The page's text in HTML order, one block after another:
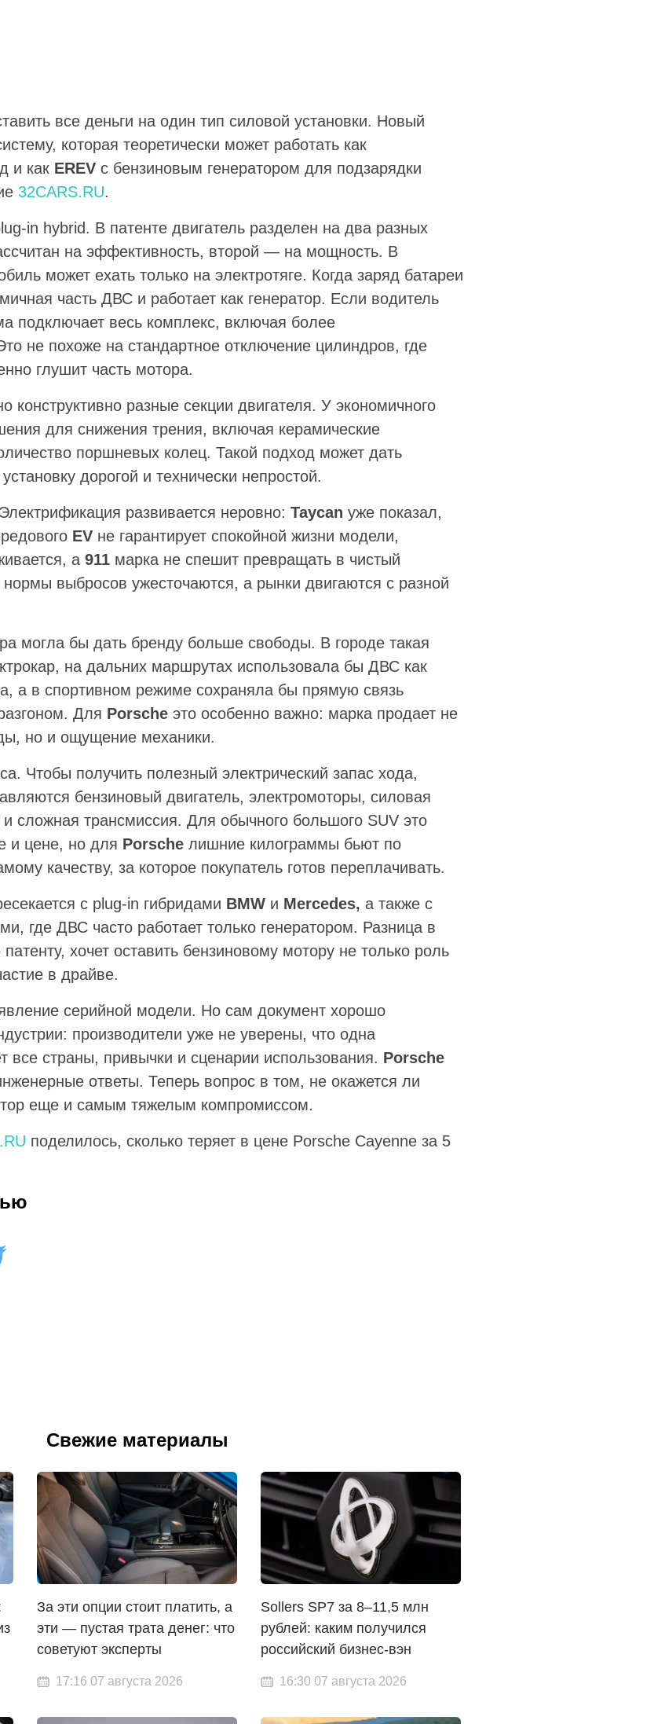
все деньги на один тип силовой установки. Новый
которая теоретически может работать как
и как EREVс бензиновым генератором для подзарядки
32CARS.RU.
in hybrid. В патенте двигатель разделен на два разных
на эффективность, второй — на мощность. В
может ехать только на электротяге. Когда заряд батареи
часть ДВС и работает как генератор. Если водитель
подключает весь комплекс, включая более
не похоже на стандартное отключение цилиндров, где
глушит часть мотора.
конструктивно разные секции двигателя. У экономичного
для снижения трения, включая керамические
поршневых колец. Такой подход может дать
дорогой и технически непростой.
развивается неровно: Taycan уже показал,
EVне гарантирует спокойной жизни модели,
а 911марка не спешит превращать в чистый
выбросов ужесточаются, а рынки двигаются с разной
могла бы дать бренду больше свободы. В городе такая
на дальних маршрутах использовала бы ДВС как
а в спортивном режиме сохраняла бы прямую связь
Для Porscheэто особенно важно: марка продает не
но и ощущение механики.
Чтобы получить полезный электрический запас хода,
бензиновый двигатель, электромоторы, силовая
сложная трансмиссия. Для обычного большого SUV это
и цене, но для Porscheлишние килограммы бьют по
качеству, за которое покупатель готов переплачивать.
с plug-in гибридами BMWи Mercedes, а также с
где ДВС часто работает только генератором. Разница в
патенту, хочет оставить бензиновому мотору не только роль
в драйве.
серийной модели. Но сам документ хорошо
производители уже не уверены, что одна
все страны, привычки и сценарии использования. Porsche
ответы. Теперь вопрос в том, не окажется ли
еще и самым тяжелым компромиссом.
поделилось, сколько теряет в цене Porsche Cayenne за 5
Свежие материалы
За эти опции стоит платить, а
эти — пустая трата денег: что
советуют эксперты
17:16 07 августа 2026
Sollers SP7 за 8–11,5 млн
рублей: каким получился
российский бизнес-вэн
16:30 07 августа 2026